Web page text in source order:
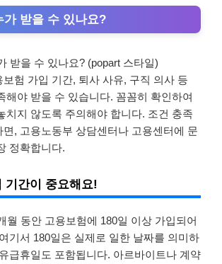
가 받을 수 있나요?
험 가입 기간, 퇴사 사유, 구직 의사 등
해야 받을 수 있습니다. 꼼꼼히 확인하여
치지 않도록 주의해야 합니다. 조건 충족
면, 고용노동부 상담센터나 고용센터에 문
정확합니다.
기간이 중요해요!
월 동안 고용보험에 180일 이상 가입되어
기서 180일은 실제로 일한 날짜를 의미하
급휴일도 포함됩니다. 아르바이트나 계약